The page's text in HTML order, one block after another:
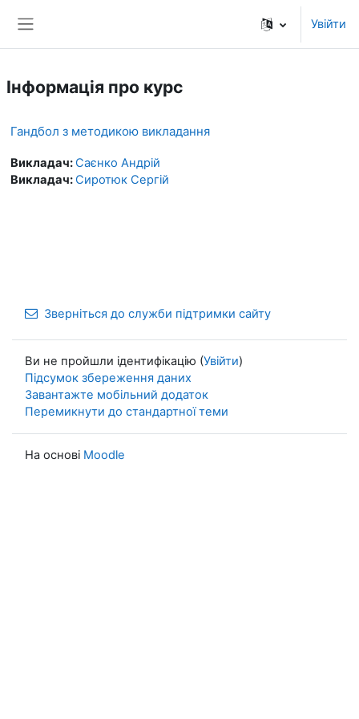
Увійти
Інформація про курс
Гандбол з методикою викладання
Викладач:Саєнко Андрій
Викладач:Сиротюк Сергій
Зверніться до служби підтримки сайту
Ви не пройшли ідентифікацію (Увійти)
Підсумок збереження даних
Завантажте мобільний додаток
Перемикнути до стандартної теми
На основі Moodle